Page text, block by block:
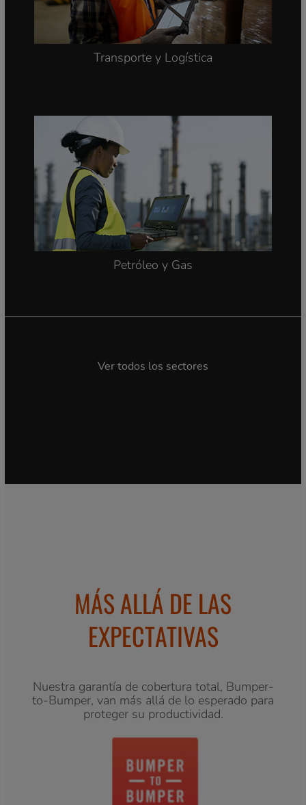
Transporte y Logística
Petróleo y Gas
Ver todos los sectores
MÁS ALLÁ DE LAS
EXPECTATIVAS
Nuestra garantía de cobertura total, Bumper-
to-Bumper, van más allá de lo esperado para
proteger su productividad.